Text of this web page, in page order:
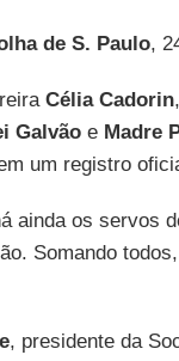
de S. Paulo,
Célia Cadorin
Galvãoe Madre
um registro
ainda os servos
Somando
, presidente da